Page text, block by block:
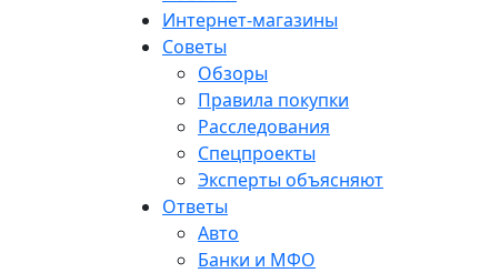
Интернет-магазины
Советы
Обзоры
Правила покупки
Расследования
Спецпроекты
Эксперты объясняют
Ответы
Авто
Банки и МФО